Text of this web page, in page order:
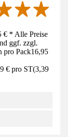
€ * Alle Preise
ggf. zzgl.
pro Pack16,95
€ pro ST(3,39